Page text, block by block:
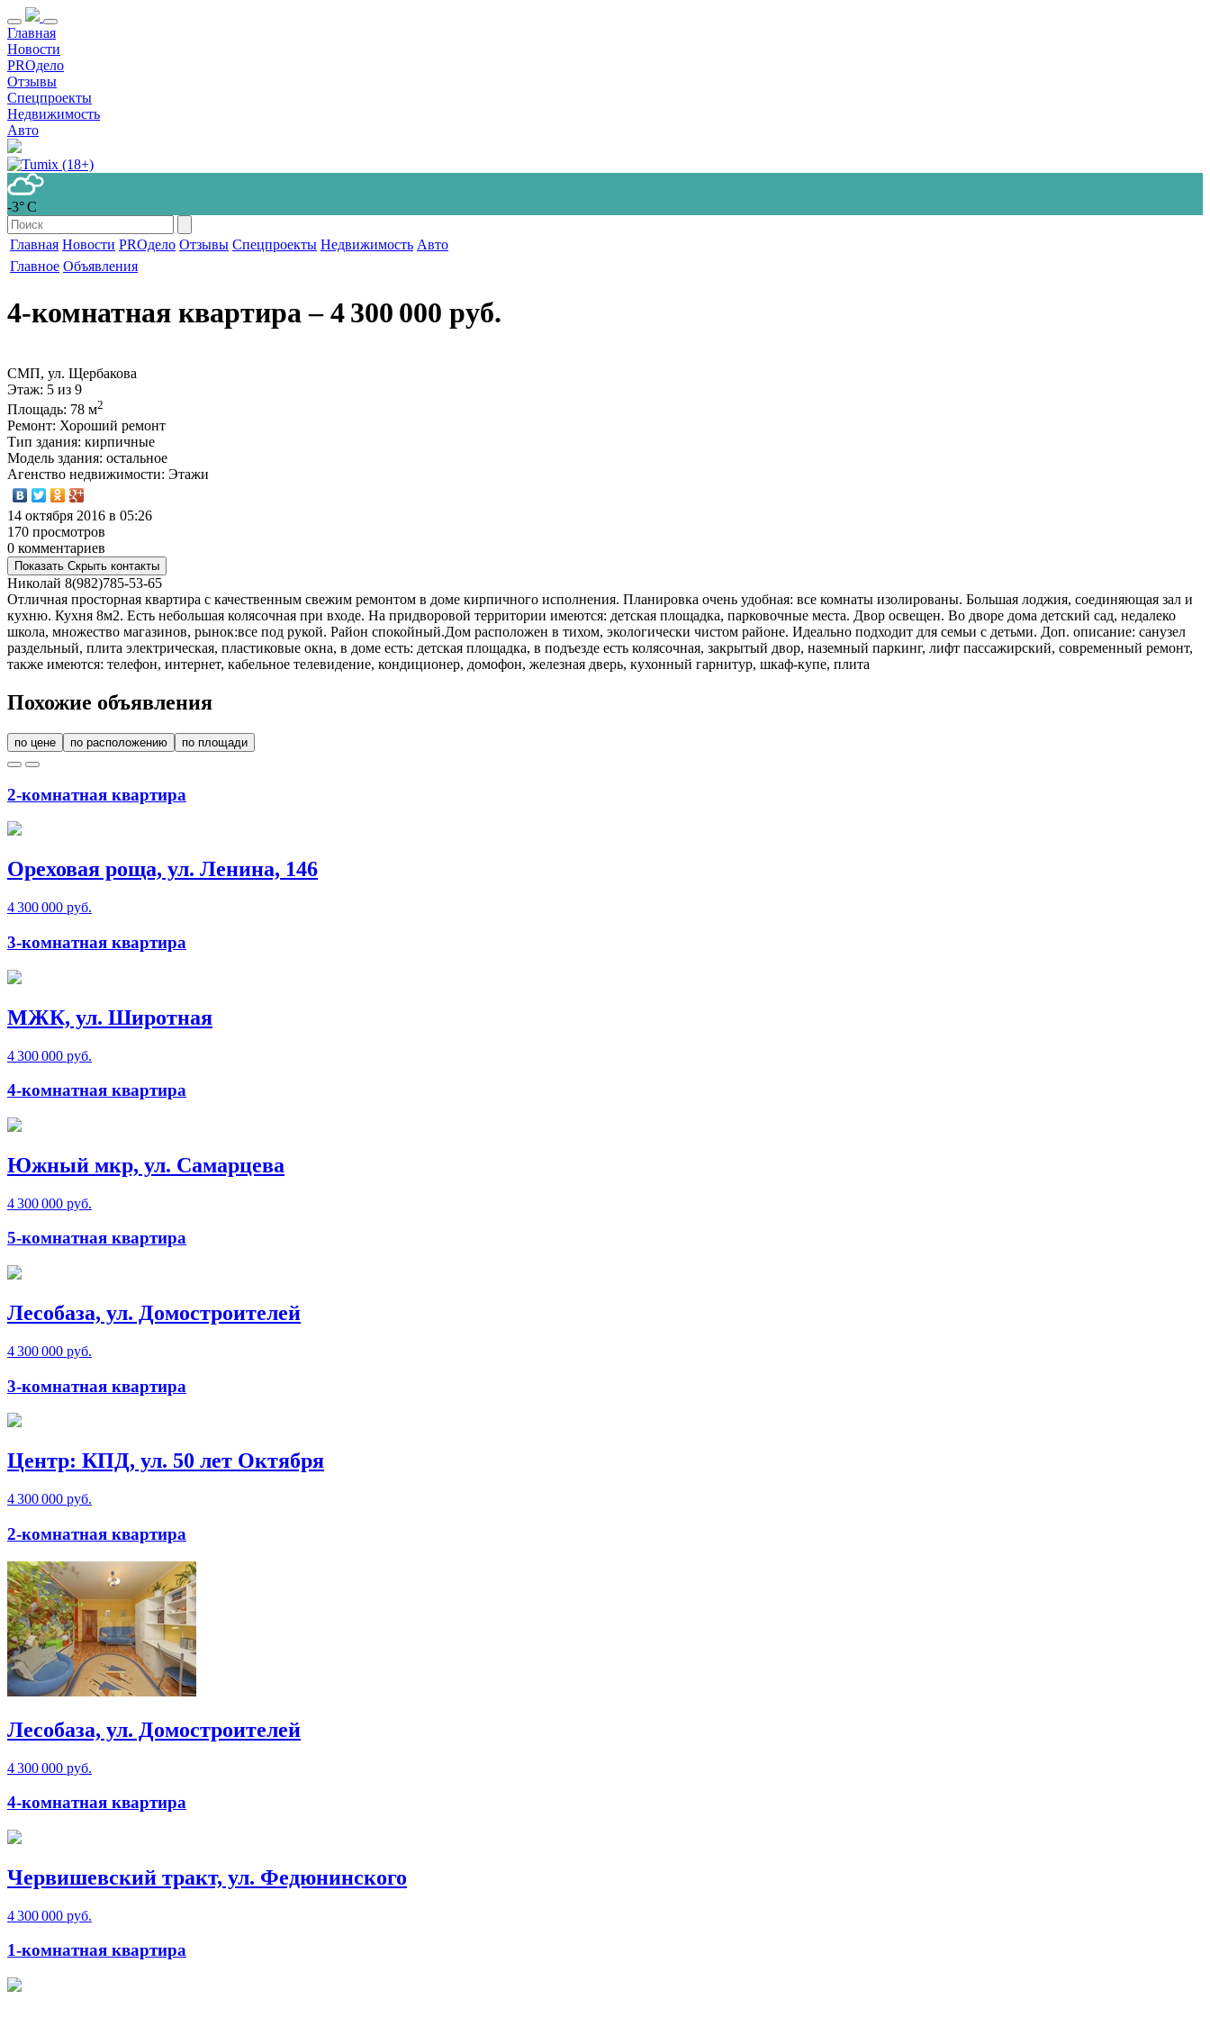
Главная
Новости
PROдело
Отзывы
Спецпроекты
Недвижимость
Авто
-3° С
Главная Новости PROдело Отзывы Спецпроекты Недвижимость Авто
Главное Объявления
4-комнатная квартира‒ 4 300 000 руб.
СМП, ул. Щербакова
Этаж: 5 из 9
Площадь: 78 м2
Ремонт: Хороший ремонт
Тип здания: кирпичные
Модель здания: остальное
Агенство недвижимости: Этажи
14 октября 2016 в 05:26
170 просмотров
0 комментариев
Показать Скрыть контакты
Николай 8(982)785-53-65
Отличная просторная квартира с качественным свежим ремонтом в доме кирпичного исполнения. Планировка очень удобная: все комнаты изолированы. Большая лоджия, соединяющая зал и
кухню. Кухня 8м2. Есть небольшая колясочная при входе. На придворовой территории имеются: детская площадка, парковочные места. Двор освещен. Во дворе дома детский сад, недалеко
школа, множество магазинов, рынок:все под рукой. Район спокойный.Дом расположен в тихом, экологически чистом районе. Идеально подходит для семьи с детьми. Доп. описание: санузел
раздельный, плита электрическая, пластиковые окна, в доме есть: детская площадка, в подъезде есть колясочная, закрытый двор, наземный паркинг, лифт пассажирский, современный ремонт,
также имеются: телефон, интернет, кабельное телевидение, кондиционер, домофон, железная дверь, кухонный гарнитур, шкаф-купе, плита
Похожие объявления
по цене по расположению по площади
2-комнатная квартира
Ореховая роща, ул. Ленина, 146
4 300 000 руб.
3-комнатная квартира
МЖК, ул. Широтная
4 300 000 руб.
4-комнатная квартира
Южный мкр, ул. Самарцева
4 300 000 руб.
5-комнатная квартира
Лесобаза, ул. Домостроителей
4 300 000 руб.
3-комнатная квартира
Центр: КПД, ул. 50 лет Октября
4 300 000 руб.
2-комнатная квартира
Лесобаза, ул. Домостроителей
4 300 000 руб.
4-комнатная квартира
Червишевский тракт, ул. Федюнинского
4 300 000 руб.
1-комнатная квартира